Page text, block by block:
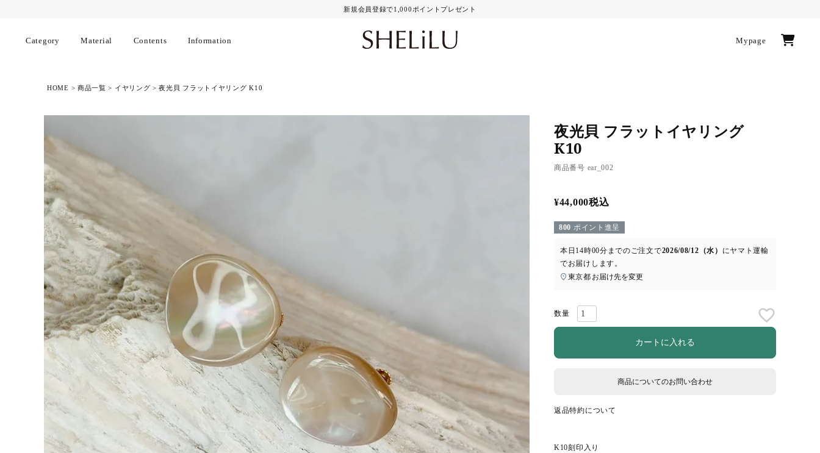
新規会員登録で1,000ポイントプレゼント
Category Material Contents Information Mypage
HOME 商品一覧 イヤリング 夜光貝 フラットイヤリング K10
夜光貝 フラットイヤリング
K10
商品番号 ear_002
¥44,000税込
800 ポイント進呈
本日 14時00分 までのご注文で2026/08/12（水） にヤマト運輸
でお届けします。
東京都 お届け先を変更
カートに入れる
商品についてのお問い合わせ
返品特約について
K10刻印入り